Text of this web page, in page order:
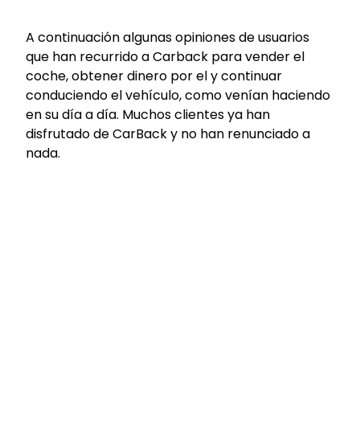
A continuación algunas opiniones de usuarios
que han recurrido a Carback para vender el
coche, obtener dinero por el y continuar
conduciendo el vehículo, como venían haciendo
en su día a día. Muchos clientes ya han
disfrutado de CarBack y no han renunciado a
nada.